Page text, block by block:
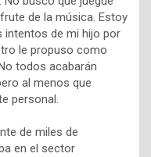
de la música. Estoy
intentos de mi hijo por
le propuso como
todos acabarán
al menos que
personal.
de miles de
en el sector